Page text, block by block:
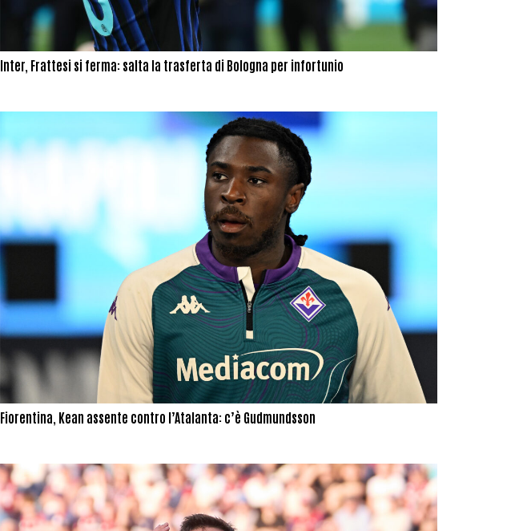
Inter, Frattesi si ferma: salta la trasferta di Bologna per infortunio
Fiorentina, Kean assente contro l’Atalanta: c’è Gudmundsson